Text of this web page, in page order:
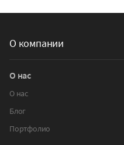
О компании
О нас
О нас
Блог
Портфолио